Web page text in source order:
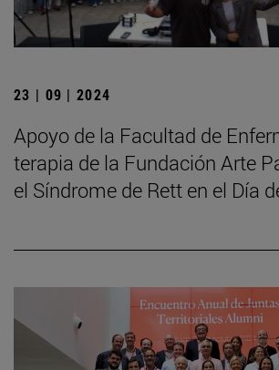
23 | 09 | 2024
Apoyo de la Facultad de
terapia de la Fundación Arte
el Síndrome de Rett en el Día